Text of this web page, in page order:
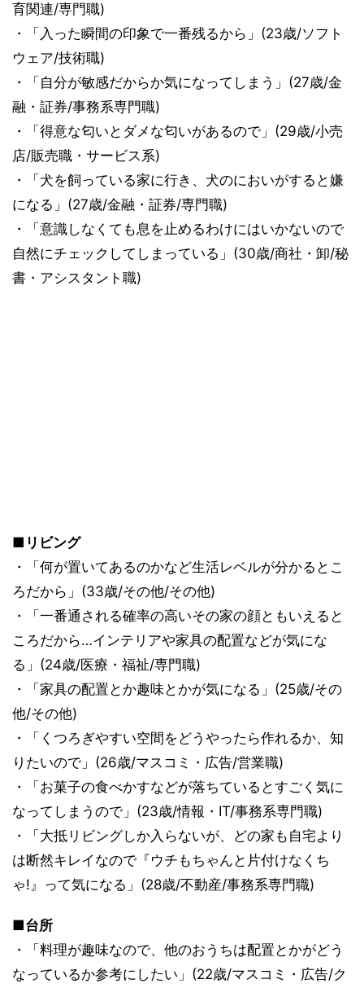
育関連/専門職)
・「入った瞬間の印象で一番残るから」(23歳/ソフト
ウェア/技術職)
・「自分が敏感だからか気になってしまう」(27歳/金
融・証券/事務系専門職)
・「得意な匂いとダメな匂いがあるので」(29歳/小売
店/販売職・サービス系)
・「犬を飼っている家に行き、犬のにおいがすると嫌
になる」(27歳/金融・証券/専門職)
・「意識しなくても息を止めるわけにはいかないので
自然にチェックしてしまっている」(30歳/商社・卸/秘
書・アシスタント職)
■リビング
・「何が置いてあるのかなど生活レベルが分かるとこ
ろだから」(33歳/その他/その他)
・「一番通される確率の高いその家の顔ともいえると
ころだから…インテリアや家具の配置などが気にな
る」(24歳/医療・福祉/専門職)
・「家具の配置とか趣味とかが気になる」(25歳/その
他/その他)
・「くつろぎやすい空間をどうやったら作れるか、知
りたいので」(26歳/マスコミ・広告/営業職)
・「お菓子の食べかすなどが落ちているとすごく気に
なってしまうので」(23歳/情報・IT/事務系専門職)
・「大抵リビングしか入らないが、どの家も自宅より
は断然キレイなので『ウチもちゃんと片付けなくち
ゃ!』って気になる」(28歳/不動産/事務系専門職)
■台所
・「料理が趣味なので、他のおうちは配置とかがどう
なっているか参考にしたい」(22歳/マスコミ・広告/ク